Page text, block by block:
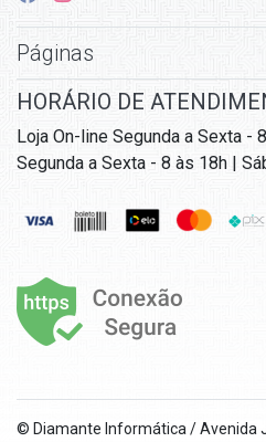
Páginas
HORÁRIO DE
Loja On-line Segunda a Sexta -
Segunda a Sexta - 8 às 18h |
© Diamante Informática / Avenida